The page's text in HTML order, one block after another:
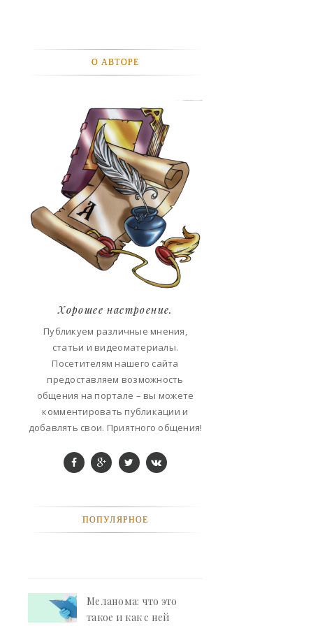
ЛЮДИ
ПОДРОСТКИ
ГОРОДА
ЭКСПЕРЕМЕНТЫ
ЖИЛЬЕ
ЗВЕЗДЫ
О АВТОРЕ
Хорошее настроение.
Публикуем различные мнения,
статьи и видеоматериалы.
Посетителям нашего сайта
предоставляем возможность
общения на портале – вы можете
комментировать публикации и
добавлять свои. Приятного общения!
ПОПУЛЯРНОЕ
Меланома: что это
такое и как с ней